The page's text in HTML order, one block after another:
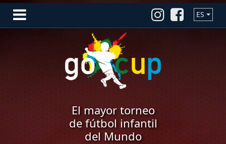
ES
El mayor torneo
de fútbol infantil
del Mundo